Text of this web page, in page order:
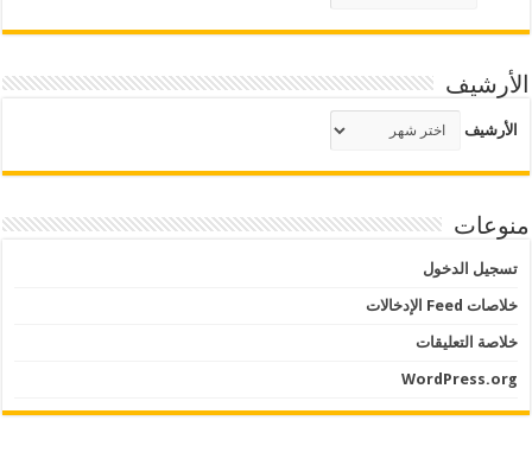
الأرشيف
الأرشيف
منوعات
تسجيل الدخول
خلاصات Feed الإدخالات
خلاصة التعليقات
WordPress.org